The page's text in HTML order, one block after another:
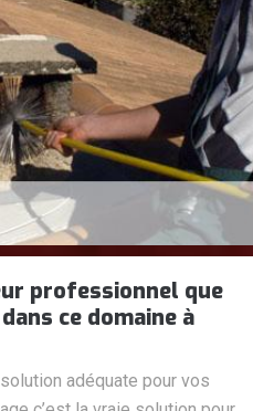
professionnel que
ce domaine à
adéquate pour vos